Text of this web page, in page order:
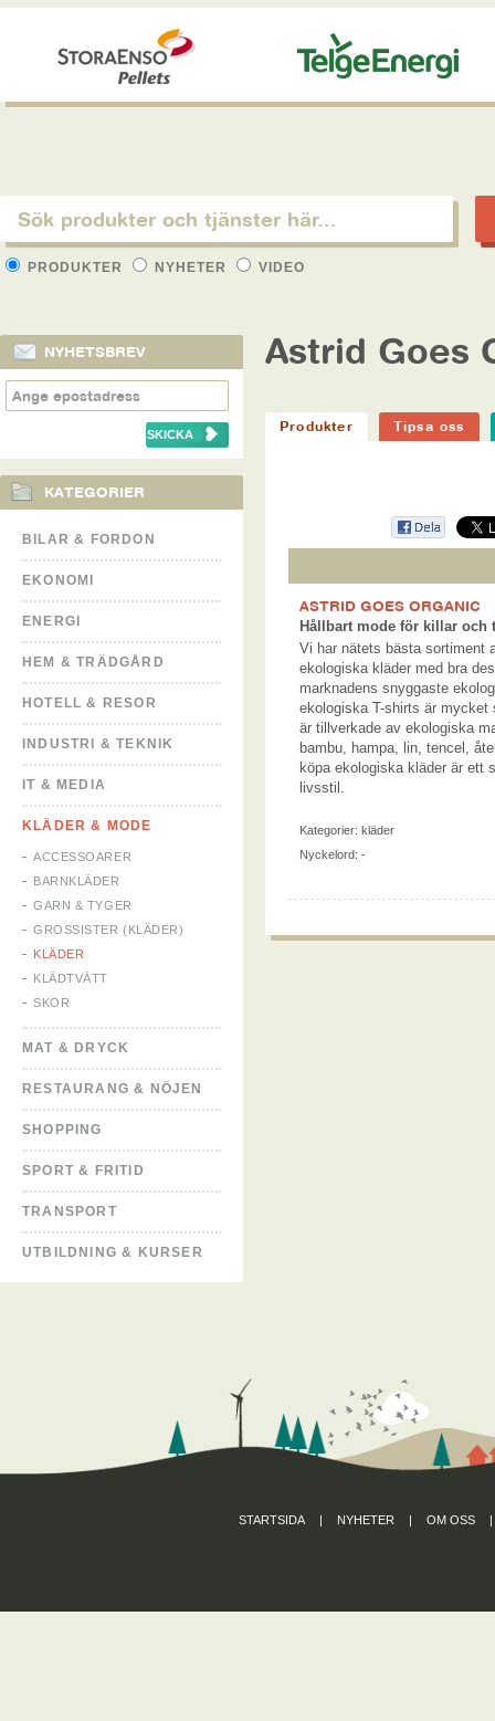
PRODUKTER NYHETER VIDEO
NYHETSBREV
KATEGORIER
BILAR & FORDON
EKONOMI
ENERGI
HEM & TRÄDGÅRD
HOTELL & RESOR
INDUSTRI & TEKNIK
IT & MEDIA
KLÄDER & MODE
ACCESSOARER
BARNKLÄDER
GARN & TYGER
GROSSISTER (KLÄDER)
KLÄDER
KLÄDTVÄTT
SKOR
MAT & DRYCK
RESTAURANG & NÖJEN
SHOPPING
SPORT & FRITID
TRANSPORT
UTBILDNING & KURSER
Astrid Goes
Produkter Tipsa oss
ASTRID GOES ORGANIC
Hållbart mode för killar och
Vi har nätets bästa sortiment
ekologiska kläder med bra
marknadens snyggaste
ekologiska T-shirts är
är tillverkade av ekologiska
bambu, hampa, lin, tencel,
köpa ekologiska kläder är ett
livsstil.
Kategorier: kläder
Nyckelord: -
STARTSIDA | NYHETER | OM OSS |